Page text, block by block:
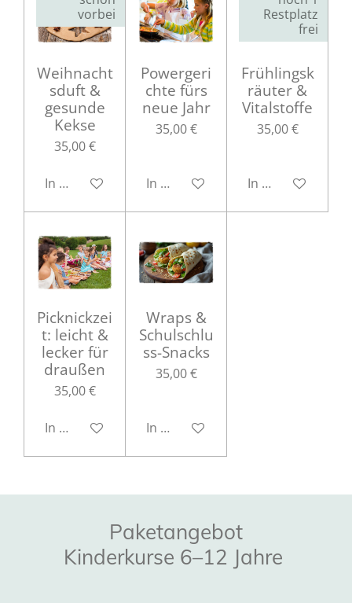
vorbei
Weihnacht
sduft &
gesunde
Kekse
35,00 €
In den Warenkorb
Powergeri
chte fürs
neue Jahr
35,00 €
In den Warenkorb
Restplatz
frei
Frühlingsk
räuter &
Vitalstoffe
35,00 €
In den
Picknickzei
t: leicht &
lecker für
draußen
35,00 €
In den Warenkorb
Wraps &
Schulschlu
ss-Snacks
35,00 €
In den Warenkorb
Paketangebot
Kinderkurse 6–12 Jahre